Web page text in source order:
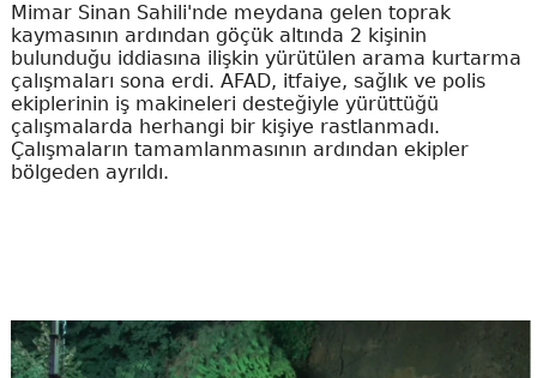
Mimar Sinan Sahili'nde meydana gelen toprak
kaymasının ardından göçük altında 2 kişinin
bulunduğu iddiasına ilişkin yürütülen arama kurtarma
çalışmaları sona erdi. AFAD, itfaiye, sağlık ve polis
ekiplerinin iş makineleri desteğiyle yürüttüğü
çalışmalarda herhangi bir kişiye rastlanmadı.
Çalışmaların tamamlanmasının ardından ekipler
bölgeden ayrıldı.